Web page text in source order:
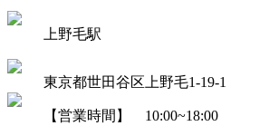
上野毛駅
東京都世田谷区上野毛1-19-1
【営業時間】 10:00~18:00